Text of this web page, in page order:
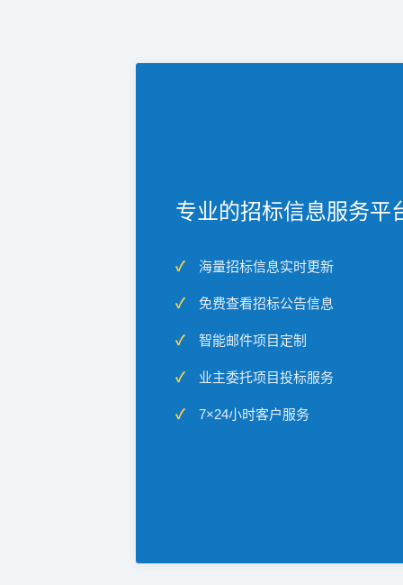
专业的招标信息服务平
海量招标信息实时更新
免费查看招标公告信息
智能邮件项目定制
业主委托项目投标服务
7×24小时客户服务